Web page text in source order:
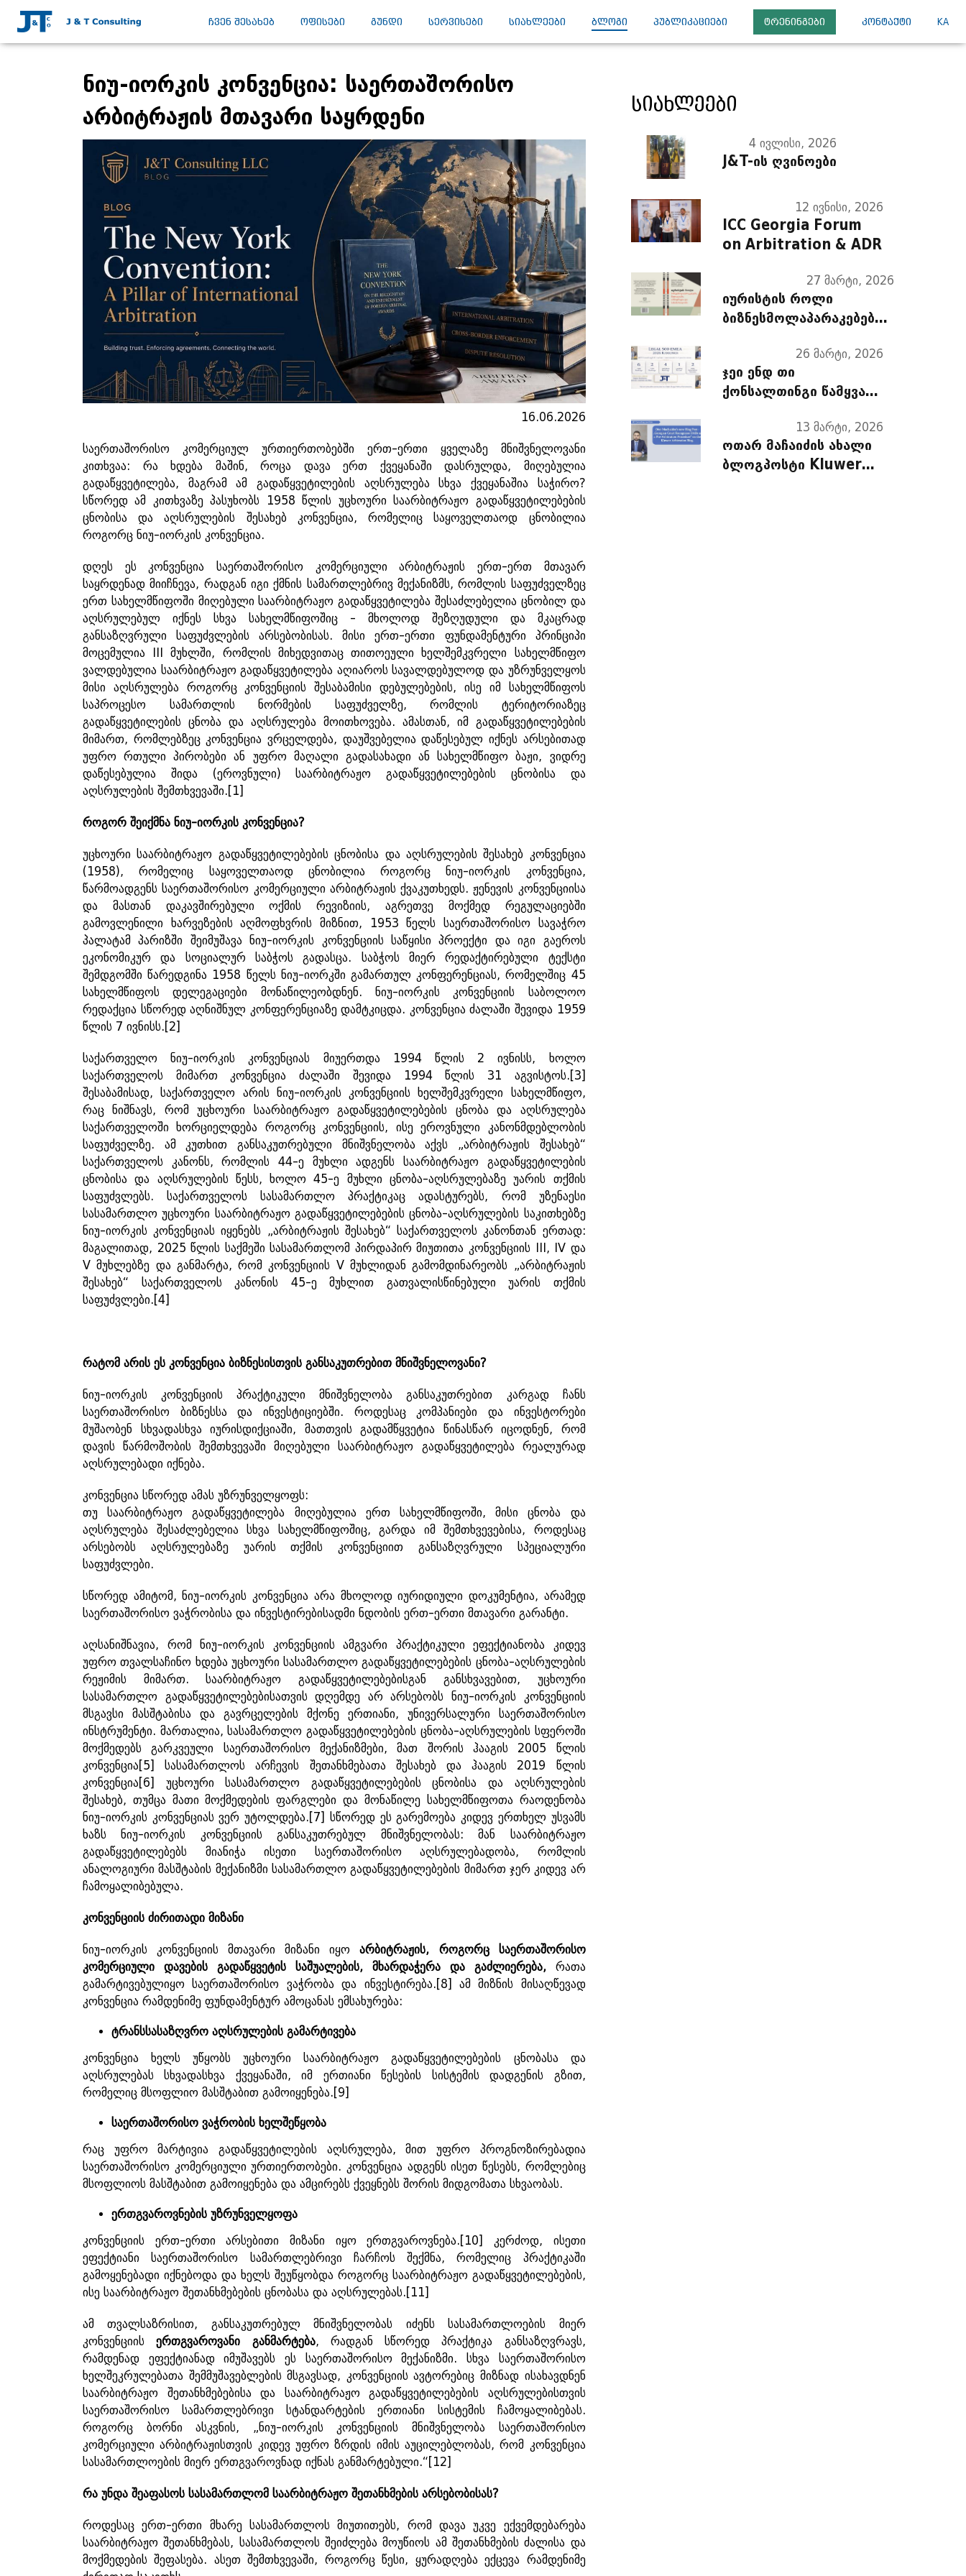
ᲩᲕᲔᲜ ᲨᲔᲡᲐᲮᲔᲑ ᲝᲤᲘᲡᲔᲑᲘ ᲒᲣᲜᲓᲘ ᲡᲔᲠᲕᲘᲡᲔᲑᲘ ᲡᲘᲐᲮᲚᲔᲔᲑᲘ ᲑᲚᲝᲒᲘ ᲞᲣᲑᲚᲘᲙᲐᲪᲘᲔᲑᲘ ᲢᲠᲔᲜᲘᲜᲒᲔᲑᲘ ᲙᲝᲜᲢᲐᲥᲢᲘ KA
ნიუ-იორკის კონვენცია: საერთაშორისო
არბიტრაჟის მთავარი საყრდენი
16.06.2026
საერთაშორისო კომერციულ ურთიერთობებში ერთ-ერთი ყველაზე მნიშვნელოვანი
კითხვაა: რა ხდება მაშინ, როცა დავა ერთ ქვეყანაში დასრულდა, მიღებულია
გადაწყვეტილება, მაგრამ ამ გადაწყვეტილების აღსრულება სხვა ქვეყანაშია საჭირო?
სწორედ ამ კითხვაზე პასუხობს 1958 წლის უცხოური საარბიტრაჟო გადაწყვეტილებების
ცნობისა და აღსრულების შესახებ კონვენცია, რომელიც საყოველთაოდ ცნობილია
როგორც ნიუ-იორკის კონვენცია.
დღეს ეს კონვენცია საერთაშორისო კომერციული არბიტრაჟის ერთ-ერთ მთავარ
საყრდენად მიიჩნევა, რადგან იგი ქმნის სამართლებრივ მექანიზმს, რომლის საფუძველზეც
ერთ სახელმწიფოში მიღებული საარბიტრაჟო გადაწყვეტილება შესაძლებელია ცნობილ და
აღსრულებულ იქნეს სხვა სახელმწიფოშიც - მხოლოდ შეზღუდული და მკაცრად
განსაზღვრული საფუძვლების არსებობისას. მისი ერთ-ერთი ფუნდამენტური პრინციპი
მოცემულია III მუხლში, რომლის მიხედვითაც თითოეული ხელშემკვრელი სახელმწიფო
ვალდებულია საარბიტრაჟო გადაწყვეტილება აღიაროს სავალდებულოდ და უზრუნველყოს
მისი აღსრულება როგორც კონვენციის შესაბამისი დებულებების, ისე იმ სახელმწიფოს
საპროცესო სამართლის ნორმების საფუძველზე, რომლის ტერიტორიაზეც
გადაწყვეტილების ცნობა და აღსრულება მოითხოვება. ამასთან, იმ გადაწყვეტილებების
მიმართ, რომლებზეც კონვენცია ვრცელდება, დაუშვებელია დაწესებულ იქნეს არსებითად
უფრო რთული პირობები ან უფრო მაღალი გადასახადი ან სახელმწიფო ბაჟი, ვიდრე
დაწესებულია შიდა (ეროვნული) საარბიტრაჟო გადაწყვეტილებების ცნობისა და
აღსრულების შემთხვევაში. [1]
როგორ შეიქმნა ნიუ-იორკის კონვენცია?
უცხოური საარბიტრაჟო გადაწყვეტილებების ცნობისა და აღსრულების შესახებ კონვენცია
(1958), რომელიც საყოველთაოდ ცნობილია როგორც ნიუ-იორკის კონვენცია,
წარმოადგენს საერთაშორისო კომერციული არბიტრაჟის ქვაკუთხედს. ჟენევის კონვენციისა
და მასთან დაკავშირებული ოქმის რევიზიის, აგრეთვე მოქმედ რეგულაციებში
გამოვლენილი ხარვეზების აღმოფხვრის მიზნით, 1953 წელს საერთაშორისო სავაჭრო
პალატამ პარიზში შეიმუშავა ნიუ-იორკის კონვენციის საწყისი პროექტი და იგი გაეროს
ეკონომიკურ და სოციალურ საბჭოს გადასცა. საბჭოს მიერ რედაქტირებული ტექსტი
შემდგომში წარედგინა 1958 წელს ნიუ-იორკში გამართულ კონფერენციას, რომელშიც 45
სახელმწიფოს დელეგაციები მონაწილეობდნენ. ნიუ-იორკის კონვენციის საბოლოო
რედაქცია სწორედ აღნიშნულ კონფერენციაზე დამტკიცდა. კონვენცია ძალაში შევიდა 1959
წლის 7 ივნისს. [2]
საქართველო ნიუ-იორკის კონვენციას მიუერთდა 1994 წლის 2 ივნისს, ხოლო
საქართველოს მიმართ კონვენცია ძალაში შევიდა 1994 წლის 31 აგვისტოს. [3]
შესაბამისად, საქართველო არის ნიუ-იორკის კონვენციის ხელშემკვრელი სახელმწიფო,
რაც ნიშნავს, რომ უცხოური საარბიტრაჟო გადაწყვეტილებების ცნობა და აღსრულება
საქართველოში ხორციელდება როგორც კონვენციის, ისე ეროვნული კანონმდებლობის
საფუძველზე. ამ კუთხით განსაკუთრებული მნიშვნელობა აქვს „არბიტრაჟის შესახებ“
საქართველოს კანონს, რომლის 44-ე მუხლი ადგენს საარბიტრაჟო გადაწყვეტილების
ცნობისა და აღსრულების წესს, ხოლო 45-ე მუხლი ცნობა-აღსრულებაზე უარის თქმის
საფუძვლებს. საქართველოს სასამართლო პრაქტიკაც ადასტურებს, რომ უზენაესი
სასამართლო უცხოური საარბიტრაჟო გადაწყვეტილებების ცნობა-აღსრულების საკითხებზე
ნიუ-იორკის კონვენციას იყენებს „არბიტრაჟის შესახებ“ საქართველოს კანონთან ერთად:
მაგალითად, 2025 წლის საქმეში სასამართლომ პირდაპირ მიუთითა კონვენციის III, IV და
V მუხლებზე და განმარტა, რომ კონვენციის V მუხლიდან გამომდინარეობს „არბიტრაჟის
შესახებ“ საქართველოს კანონის 45-ე მუხლით გათვალისწინებული უარის თქმის
საფუძვლები. [4]
რატომ არის ეს კონვენცია ბიზნესისთვის განსაკუთრებით მნიშვნელოვანი?
ნიუ-იორკის კონვენციის პრაქტიკული მნიშვნელობა განსაკუთრებით კარგად ჩანს
საერთაშორისო ბიზნესსა და ინვესტიციებში. როდესაც კომპანიები და ინვესტორები
მუშაობენ სხვადასხვა იურისდიქციაში, მათთვის გადამწყვეტია წინასწარ იცოდნენ, რომ
დავის წარმოშობის შემთხვევაში მიღებული საარბიტრაჟო გადაწყვეტილება რეალურად
აღსრულებადი იქნება.
კონვენცია სწორედ ამას უზრუნველყოფს:
თუ საარბიტრაჟო გადაწყვეტილება მიღებულია ერთ სახელმწიფოში, მისი ცნობა და
აღსრულება შესაძლებელია სხვა სახელმწიფოშიც, გარდა იმ შემთხვევებისა, როდესაც
არსებობს აღსრულებაზე უარის თქმის კონვენციით განსაზღვრული სპეციალური
საფუძვლები.
სწორედ ამიტომ, ნიუ-იორკის კონვენცია არა მხოლოდ იურიდიული დოკუმენტია, არამედ
საერთაშორისო ვაჭრობისა და ინვესტირებისადმი ნდობის ერთ-ერთი მთავარი გარანტი.
აღსანიშნავია, რომ ნიუ-იორკის კონვენციის ამგვარი პრაქტიკული ეფექტიანობა კიდევ
უფრო თვალსაჩინო ხდება უცხოური სასამართლო გადაწყვეტილებების ცნობა-აღსრულების
რეჟიმის მიმართ. საარბიტრაჟო გადაწყვეტილებებისგან განსხვავებით, უცხოური
სასამართლო გადაწყვეტილებებისათვის დღემდე არ არსებობს ნიუ-იორკის კონვენციის
მსგავსი მასშტაბისა და გავრცელების მქონე ერთიანი, უნივერსალური საერთაშორისო
ინსტრუმენტი. მართალია, სასამართლო გადაწყვეტილებების ცნობა-აღსრულების სფეროში
მოქმედებს გარკვეული საერთაშორისო მექანიზმები, მათ შორის ჰააგის 2005 წლის
კონვენცია [5]
სასამართლოს არჩევის შეთანხმებათა შესახებ და ჰააგის 2019 წლის
კონვენცია [6]
უცხოური სასამართლო გადაწყვეტილებების ცნობისა და აღსრულების
შესახებ, თუმცა მათი მოქმედების ფარგლები და მონაწილე სახელმწიფოთა რაოდენობა
ნიუ-იორკის კონვენციას ვერ უტოლდება. [7]
სწორედ ეს გარემოება კიდევ ერთხელ უსვამს
ხაზს ნიუ-იორკის კონვენციის განსაკუთრებულ მნიშვნელობას: მან საარბიტრაჟო
გადაწყვეტილებებს მიანიჭა ისეთი საერთაშორისო აღსრულებადობა, რომლის
ანალოგიური მასშტაბის მექანიზმი სასამართლო გადაწყვეტილებების მიმართ ჯერ კიდევ არ
ჩამოყალიბებულა.
კონვენციის ძირითადი მიზანი
ნიუ-იორკის კონვენციის მთავარი მიზანი იყოარბიტრაჟის, როგორც
საერთაშორისო
კომერციული
დავების გადაწყვეტის საშუალების, მხარდაჭერა და გაძლიერება, რათა
გამარტივებულიყო საერთაშორისო ვაჭრობა და ინვესტირება. [8]
ამ მიზნის მისაღწევად
კონვენცია რამდენიმე ფუნდამენტურ ამოცანას ემსახურება:
ტრანსსასაზღვრო აღსრულების გამარტივება
კონვენცია ხელს უწყობს უცხოური საარბიტრაჟო გადაწყვეტილებების ცნობასა და
აღსრულებას სხვადასხვა ქვეყანაში, იმ ერთიანი წესების სისტემის დადგენის გზით,
რომელიც მსოფლიო მასშტაბით გამოიყენება. [9]
საერთაშორისო ვაჭრობის ხელშეწყობა
რაც უფრო მარტივია გადაწყვეტილების აღსრულება, მით უფრო პროგნოზირებადია
საერთაშორისო კომერციული ურთიერთობები. კონვენცია ადგენს ისეთ წესებს, რომლებიც
მსოფლიოს მასშტაბით გამოიყენება და ამცირებს ქვეყნებს შორის მიდგომათა სხვაობას.
ერთგვაროვნების უზრუნველყოფა
კონვენციის ერთ-ერთი არსებითი მიზანი იყო ერთგვაროვნება. [10]
კერძოდ, ისეთი
ეფექტიანი საერთაშორისო სამართლებრივი ჩარჩოს შექმნა, რომელიც პრაქტიკაში
გამოყენებადი იქნებოდა და ხელს შეუწყობდა როგორც საარბიტრაჟო გადაწყვეტილებების,
ისე საარბიტრაჟო შეთანხმებების ცნობასა და აღსრულებას. [11]
ამ თვალსაზრისით, განსაკუთრებულ მნიშვნელობას იძენს სასამართლოების მიერ
კონვენციისერთგვაროვანი განმარტება, რადგან სწორედ პრაქტიკა განსაზღვრავს,
რამდენად ეფექტიანად იმუშავებს ეს საერთაშორისო მექანიზმი. სხვა საერთაშორისო
ხელშეკრულებათა შემმუშავებლების მსგავსად, კონვენციის ავტორებიც მიზნად ისახავდნენ
საარბიტრაჟო შეთანხმებებისა და საარბიტრაჟო გადაწყვეტილებების აღსრულებისთვის
საერთაშორისო სამართლებრივი სტანდარტების ერთიანი სისტემის ჩამოყალიბებას.
როგორც ბორნი ასკვნის, „ნიუ-იორკის კონვენციის მნიშვნელობა საერთაშორისო
კომერციული არბიტრაჟისთვის კიდევ უფრო ზრდის იმის აუცილებლობას, რომ კონვენცია
სასამართლოების მიერ ერთგვაროვნად იქნას განმარტებული.“ [12]
რა უნდა შეაფასოს სასამართლომ საარბიტრაჟო შეთანხმების არსებობისას?
როდესაც ერთ-ერთი მხარე სასამართლოს მიუთითებს, რომ დავა უკვე ექვემდებარება
საარბიტრაჟო შეთანხმებას, სასამართლოს შეიძლება მოუწიოს ამ შეთანხმების ძალისა და
მოქმედების შეფასება. ასეთ შემთხვევაში, როგორც წესი, ყურადღება ექცევა რამდენიმე
სიახლეები
4 ივლისი, 2026
J&T-ის ღვინოები
12 ივნისი, 2026
ICC Georgia Forum
on Arbitration & ADR
27 მარტი, 2026
იურისტის როლი
ბიზნესმოლაპარაკებებში,
და სასამართლოში
26 მარტი, 2026
ჯეი ენდ თი
ქონსალთინგი წამყვან
შორისაა! [The Legal
500]
13 მარტი, 2026
ოთარ მაჩაიძის ახალი
ბლოგპოსტი Kluwer